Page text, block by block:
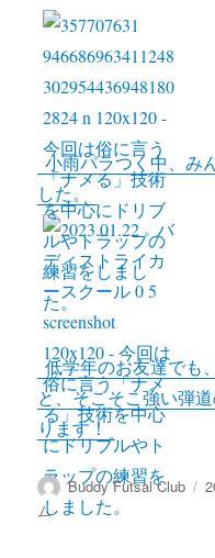
n
k
小雨パラつく中、み
した。
低学年のお友達でも
と、そこそこ強い弾
ります！
投
稿
Buddy Futsal Club
ム